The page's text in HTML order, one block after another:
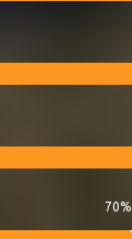
70%